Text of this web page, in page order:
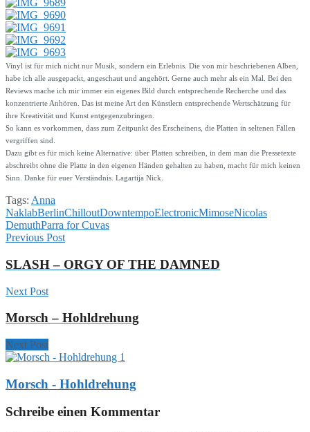
Vinyl ist für mich nicht nur Musik, sondern ein Erlebnis. Die von mir beschriebenen Alben,
habe ich alle ausgepackt, angeschaut und angehört. Gerne auch mehr als ein Mal. Bei den
Reviews mache ich mir immer ein eigenes Bild durch entsprechende Recherche und das
konzentrierte Anhören. Das ist meine Art den Künstlern entsprechende Wertschätzung für
ihre Kreativität und Kunst entgegenzubringen.
So kann es vorkommen, dass zum Zeitpunkt des Erscheinens, die Platten in seltenen Fällen
vergriffen sind.
Dazu gibt es für mich keine Alternative: über Platten schreiben, in dem man die Pressetexte
abschreibt ohne die Platte in den eigenen Händen gehalten zu haben, macht für mich keinen
Sinn. Danke für euer Verständnis. Lagartija Nick.
Tags: Anna
NaklabBerlinChilloutDowntempoElectronicMimoseNicolas
DemuthParra for Cuvas
Previous Post
SLASH – ORGY OF THE DAMNED
Next Post
Morsch – Hohldrehung
Next Post
Morsch - Hohldrehung
Schreibe einen Kommentar